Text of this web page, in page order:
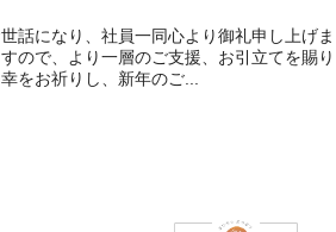
話になり、社員一同心より御礼申し上げま
ので、より一層のご支援、お引立てを賜り
をお祈りし、新年のご...